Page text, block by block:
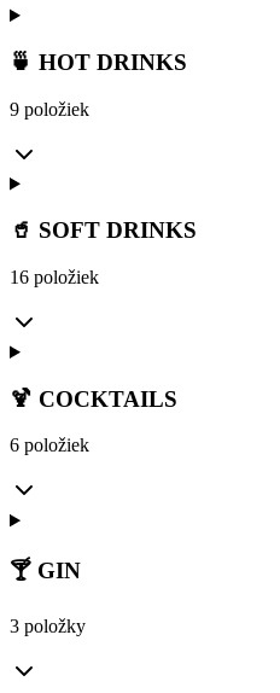
🍵 HOT DRINKS
9 položiek
🥤 SOFT DRINKS
16 položiek
🍹 COCKTAILS
6 položiek
🍸 GIN
3 položky